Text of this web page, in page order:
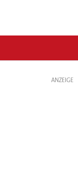
ANZEIGE